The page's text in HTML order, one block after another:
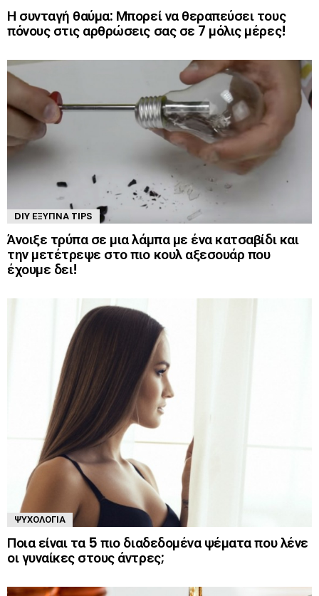
Η συνταγή θαύμα: Μπορεί να θεραπεύσει τους
πόνους στις αρθρώσεις σας σε 7 μόλις μέρες!
DIY ΈΞΥΠΝΑ TIPS
Άνοιξε τρύπα σε μια λάμπα με ένα κατσαβίδι και
την μετέτρεψε στο πιο κουλ αξεσουάρ που
έχουμε δει!
ΨΥΧΟΛΟΓΊΑ
Ποια είναι τα 5 πιο διαδεδομένα ψέματα που λένε
οι γυναίκες στους άντρες;